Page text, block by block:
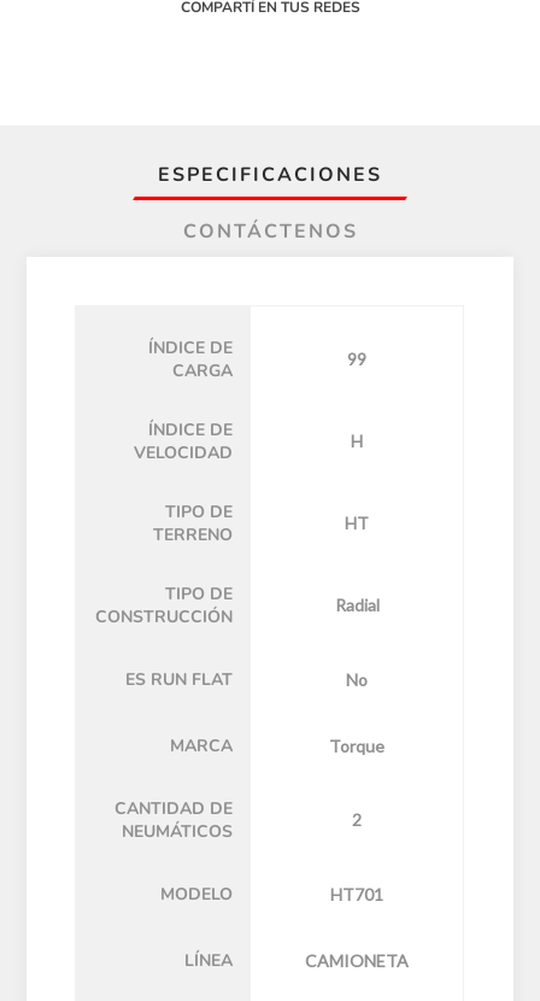
COMPARTÍ EN TUS REDES
ESPECIFICACIONES
CONTÁCTENOS
ÍNDICE DE
CARGA
99
ÍNDICE DE
VELOCIDAD
H
TIPO DE
TERRENO
HT
TIPO DE
CONSTRUCCIÓN
Radial
ES RUN FLAT No
MARCA Torque
CANTIDAD DE
NEUMÁTICOS
2
MODELO HT701
LÍNEA CAMIONETA